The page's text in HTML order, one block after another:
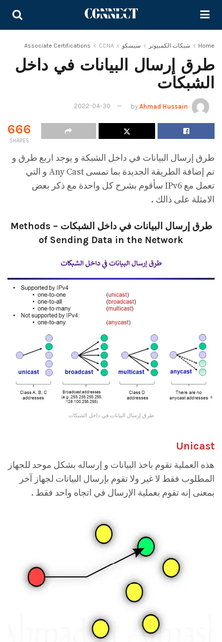
Home شبكات الكمبيوتر سيسكو Associate Certifications CCNA
طرق إرسال البيانات في داخل
الشبكات
by Ahmad Hussain
2022-04-30
666
SHARES
طرق إرسال البيانات في داخل الشبكة و يوجد اربع طرق و
تم إضافة الطريقة الجديدة بما تمسى Any Cast و التي
تعمل مع IPv6 سأقوم بشرح كل واحدة مع ذكر بعض
الامثلة على ذالك .
طرق إرسال البيانات في داخل الشبكات – Methods
of Sending Data in the Network
طرق إرسال البيانات في داخل الشبكات
Unicast
هذه العملية تقوم باخذ البيانات و إرساله بشكل موحد للجهاز
المطلوب فقط لا غير ولا تقوم بإرسال البيانات لجهاز آخر
بمعنى إنه تقوم بعملية الإرسال في اتجاه واحد فقط .